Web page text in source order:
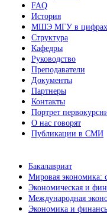
FAQ
История
МШЭ МГУ в цифрах
Структура
Кафедры
Руководство
Преподаватели
Документы
Партнеры
Контакты
Портрет
О нас говорят
Публикации в СМИ
Бакалавриат
Мировая экономика:
Экономическая и
Международная
Экономика и